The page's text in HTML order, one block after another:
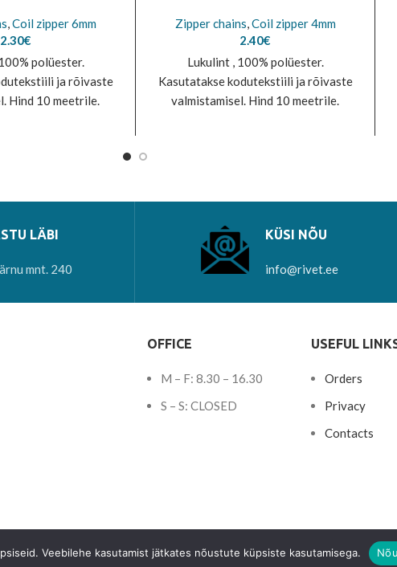
,Coil zipper 6mm
2.30€
polüester.
ja rõivaste
Hind 10 meetrile.
Zipper chains,Coil zipper 4mm
2.40€
Lukulint , 100% polüester.
Kasutatakse kodutekstiili ja rõivaste
valmistamisel. Hind 10 meetrile.
LÄBI
mnt. 240
KÜSI NÕU
info@rivet.ee
OFFICE
M – F: 8.30 – 16.30
S – S: CLOSED
USEFUL
Orders
Privacy
Contacts
© 2023 -Teemant
Veebilehe kasutamist jätkates nõustute küpsiste kasutamisega.